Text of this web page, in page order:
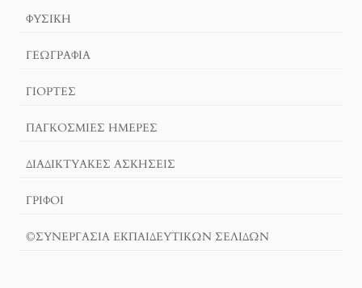
ΦΥΣΙΚΗ
ΓΕΩΓΡΑΦΊΑ
ΓΙΟΡΤΈΣ
ΠΑΓΚΟΣΜΙΕΣ ΗΜΕΡΕΣ
ΔΙΑΔΙΚΤΥΑΚΈΣ ΑΣΚΉΣΕΙΣ
ΓΡΙΦΟΙ
©ΣΥΝΕΡΓΑΣΙΑ ΕΚΠΑΙΔΕΥΤΙΚΩΝ ΣΕΛΙΔΩΝ